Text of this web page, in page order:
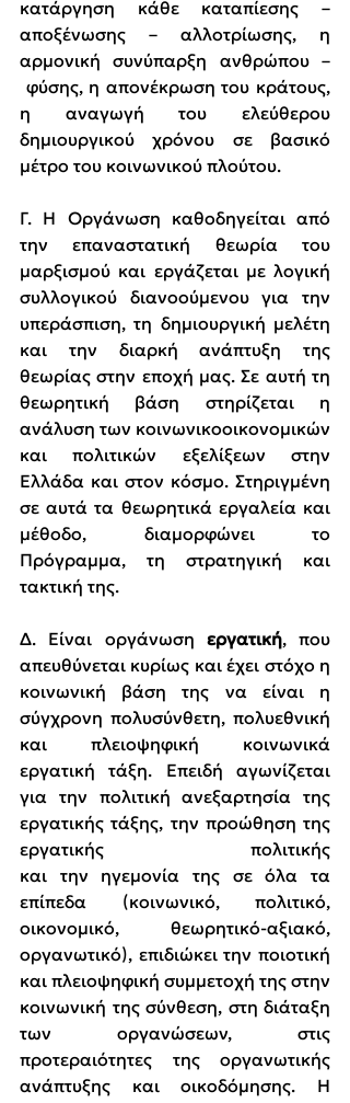
κατάργηση κάθε καταπίεσης –
αποξένωσης – αλλοτρίωσης, η
αρμονική συνύπαρξη ανθρώπου –
φύσης, η απονέκρωση του κράτους,
η αναγωγή του ελεύθερου
δημιουργικού χρόνου σε βασικό
μέτρο του κοινωνικού πλούτου.
Γ. Η Οργάνωση καθοδηγείται από
την επαναστατική θεωρία του
μαρξισμού και εργάζεται με λογική
συλλογικού διανοούμενου για την
υπεράσπιση, τη δημιουργική μελέτη
και την διαρκή ανάπτυξη της
θεωρίας στην εποχή μας. Σε αυτή τη
θεωρητική βάση στηρίζεται η
ανάλυση των κοινωνικοοικονομικών
και πολιτικών εξελίξεων στην
Ελλάδα και στον κόσμο. Στηριγμένη
σε αυτά τα θεωρητικά εργαλεία και
μέθοδο, διαμορφώνει το
Πρόγραμμα, τη στρατηγική και
τακτική της.
Δ. Είναι οργάνωση εργατική, που
απευθύνεται κυρίως και έχει στόχο η
κοινωνική βάση της να είναι η
σύγχρονη πολυσύνθετη, πολυεθνική
και πλειοψηφική κοινωνικά
εργατική τάξη. Επειδή αγωνίζεται
για την πολιτική ανεξαρτησία της
εργατικής τάξης, την προώθηση της
εργατικής πολιτικής
και την ηγεμονία της σε όλα τα
επίπεδα (κοινωνικό, πολιτικό,
οικονομικό, θεωρητικό-αξιακό,
οργανωτικό), επιδιώκει την ποιοτική
και πλειοψηφική συμμετοχή της στην
κοινωνική της σύνθεση, στη διάταξη
των οργανώσεων, στις
προτεραιότητες της οργανωτικής
ανάπτυξης και οικοδόμησης. Η